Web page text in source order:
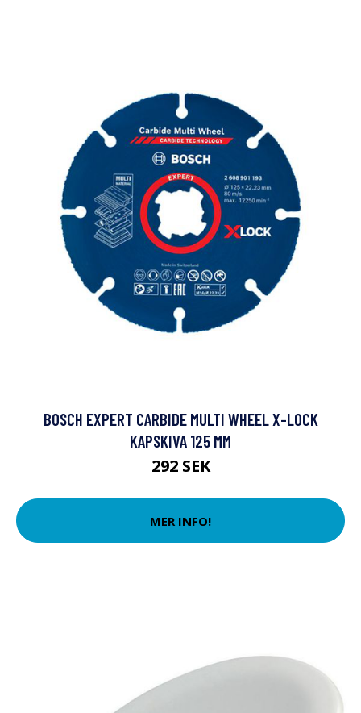
BOSCH EXPERT CARBIDE MULTI WHEEL X-LOCK
KAPSKIVA 125 MM
292 SEK
MER INFO!